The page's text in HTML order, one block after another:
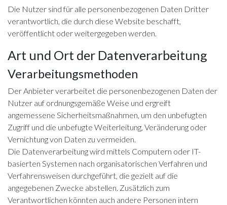
Die Nutzer sind für alle personenbezogenen Daten Dritter
verantwortlich, die durch diese Website beschafft,
veröffentlicht oder weitergegeben werden.
Art und Ort der Datenverarbeitung
Verarbeitungsmethoden
Der Anbieter verarbeitet die personenbezogenen Daten der
Nutzer auf ordnungsgemäße Weise und ergreift
angemessene Sicherheitsmaßnahmen, um den unbefugten
Zugriff und die unbefugte Weiterleitung, Veränderung oder
Vernichtung von Daten zu vermeiden.
Die Datenverarbeitung wird mittels Computern oder IT-
basierten Systemen nach organisatorischen Verfahren und
Verfahrensweisen durchgeführt, die gezielt auf die
angegebenen Zwecke abstellen. Zusätzlich zum
Verantwortlichen könnten auch andere Personen intern